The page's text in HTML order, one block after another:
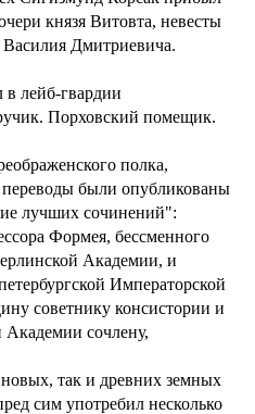
князя Витовта, невесты
Василия Дмитриевича.
в лейб-гвардии
Порховский помещик.
полка,
переводы были опубликованы
лучших сочинений":
Формея, бессменного
Академии, и
Императорской
советнику консистории и
Академии сочлену,
так и древних земных
сим употребил несколько